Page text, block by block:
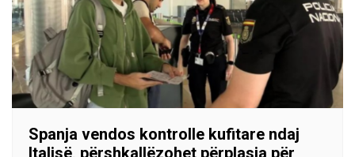
Spanja vendos kontrolle kufitare ndaj
Italisë, përshkallëzohet përplasja për